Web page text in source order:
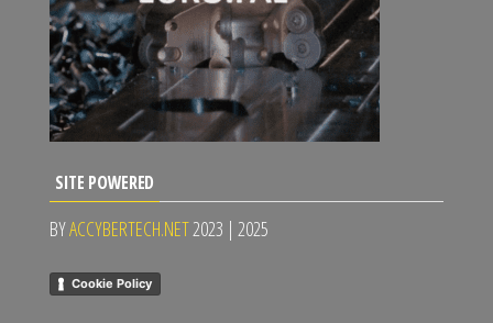
SITE POWERED
BYACCYBERTECH.NET2023 | 2025
Cookie Policy